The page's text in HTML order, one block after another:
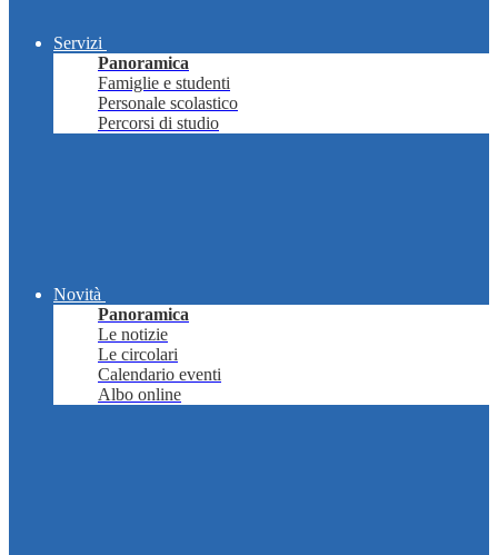
Servizi
Panoramica
Famiglie e studenti
Personale scolastico
Percorsi di studio
Novità
Panoramica
Le notizie
Le circolari
Calendario eventi
Albo online